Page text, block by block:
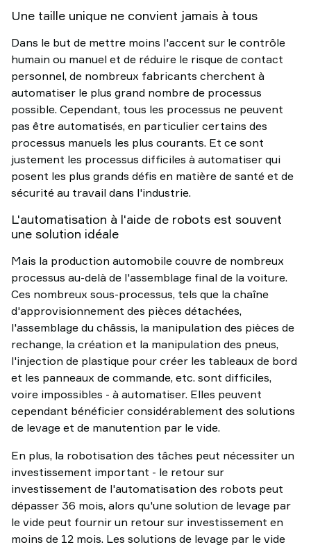
Une taille unique ne convient jamais à tous
Dans le but de mettre moins l'accent sur le contrôle
humain ou manuel et de réduire le risque de contact
personnel, de nombreux fabricants cherchent à
automatiser le plus grand nombre de processus
possible. Cependant, tous les processus ne peuvent
pas être automatisés, en particulier certains des
processus manuels les plus courants. Et ce sont
justement les processus difficiles à automatiser qui
posent les plus grands défis en matière de santé et de
sécurité au travail dans l'industrie.
L'automatisation à l'aide de robots est souvent
une solution idéale
Mais la production automobile couvre de nombreux
processus au-delà de l'assemblage final de la voiture.
Ces nombreux sous-processus, tels que la chaîne
d'approvisionnement des pièces détachées,
l'assemblage du châssis, la manipulation des pièces de
rechange, la création et la manipulation des pneus,
l'injection de plastique pour créer les tableaux de bord
et les panneaux de commande, etc. sont difficiles,
voire impossibles - à automatiser. Elles peuvent
cependant bénéficier considérablement des solutions
de levage et de manutention par le vide.
En plus, la robotisation des tâches peut nécessiter un
investissement important - le retour sur
investissement de l'automatisation des robots peut
dépasser 36 mois, alors qu'une solution de levage par
le vide peut fournir un retour sur investissement en
moins de 12 mois. Les solutions de levage par le vide